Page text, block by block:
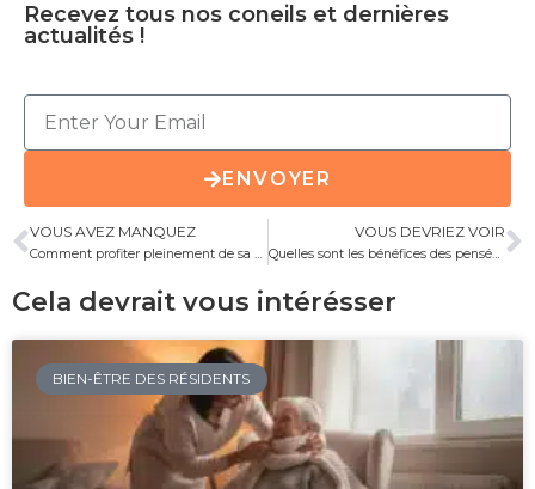
Recevez tous nos coneils et dernières
actualités !
ENVOYER
VOUS AVEZ MANQUEZ
Comment profiter pleinement de sa retraite active ?
VOUS DEVRIEZ VOIR
Quelles sont les bénéfices des pensées spirituelles en maison de retraite ?
Cela devrait vous intérésser
BIEN-ÊTRE DES RÉSIDENTS